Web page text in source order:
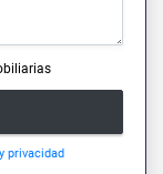
privacidad